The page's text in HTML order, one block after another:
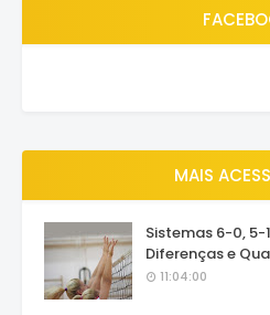
MAIS
Sistemas 6-0, 5-
Diferenças e
11:04:00